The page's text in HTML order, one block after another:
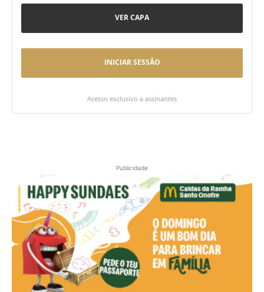
VER CAPA
INICIAR SESSÃO
Acesso exclusivo a assinantes
Publicidade